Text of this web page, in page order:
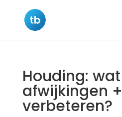
Houding:
afwijkingen
verbeteren?